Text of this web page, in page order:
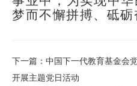
梦而不懈拼搏、砥砺
下一篇 ： 中国下一代教育基金会
开展主题党日活动